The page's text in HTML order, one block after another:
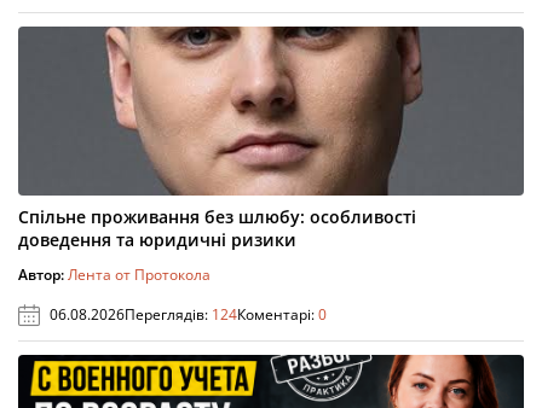
Спільне проживання без шлюбу: особливості
доведення та юридичні ризики
Автор:Лента от Протокола
06.08.2026Переглядів: 124Коментарі:0